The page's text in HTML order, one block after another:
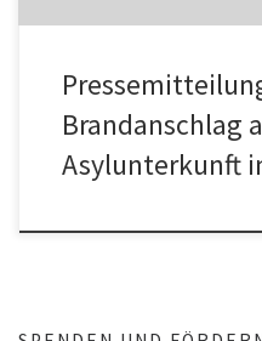
Brandanschlag
Asylunterkunft